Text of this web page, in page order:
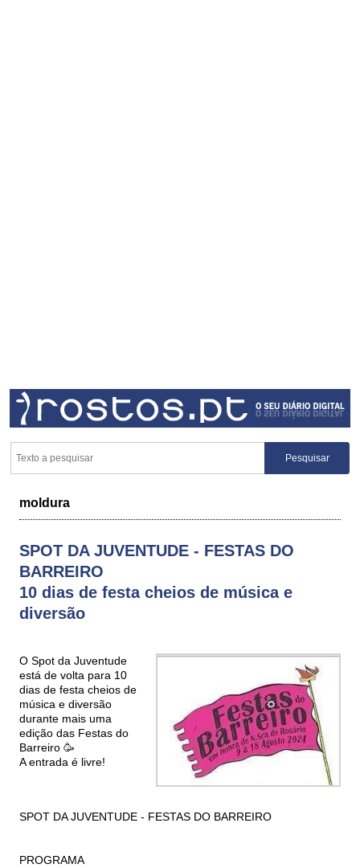
moldura
SPOT DA JUVENTUDE - FESTAS DO
BARREIRO
10 dias de festa cheios de música e
diversão
O Spot da Juventude
está de volta para 10
dias de festa cheios de
música e diversão
durante mais uma
edição das Festas do
Barreiro 🥳
A entrada é livre!
SPOT DA JUVENTUDE - FESTAS DO BARREIRO
PROGRAMA